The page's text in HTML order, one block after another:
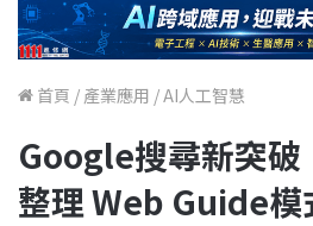
首頁 / 產業應用 /AI人工智慧
Google搜尋新突破
整理 Web Guide模